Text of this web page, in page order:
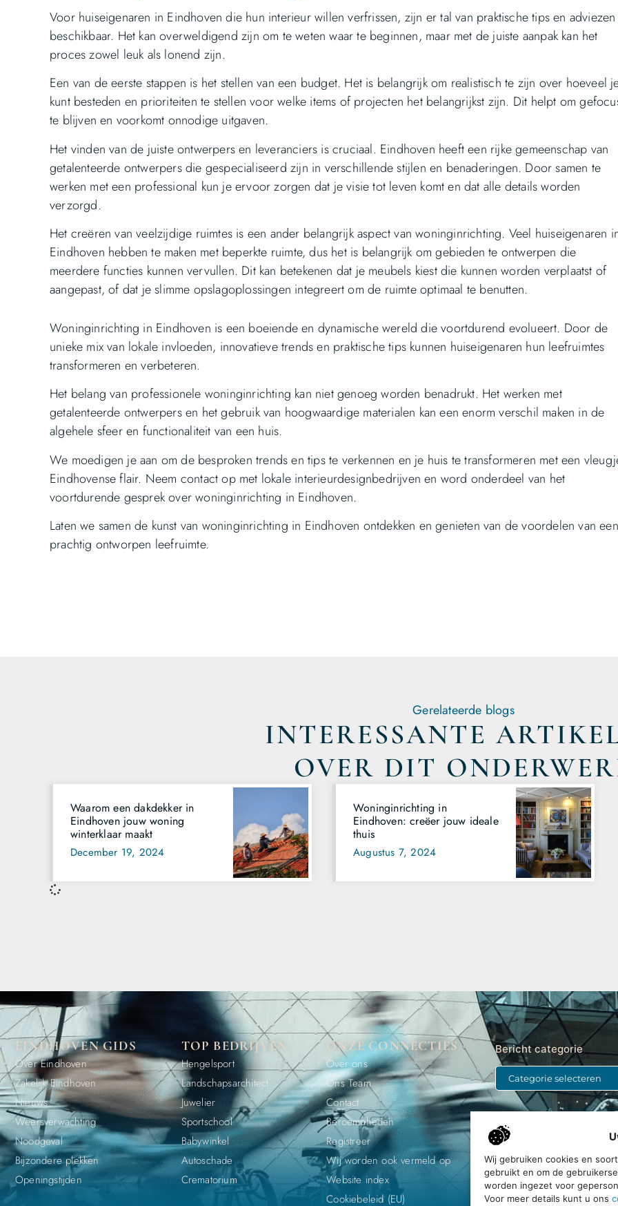
Wij gebruiken cookies en
gebruikt en om de
worden ingezet voor
Voor meer details kunt u ons
Voor huiseigenaren in Eindhoven die hun interieur willen verfrissen, zijn er tal van praktische tips en adviezen
beschikbaar. Het kan overweldigend zijn om te weten waar te beginnen, maar met de juiste aanpak kan het
proces zowel leuk als lonend zijn.
Een van de eerste stappen is het stellen van een budget. Het is belangrijk om realistisch te zijn over hoeveel
kunt besteden en prioriteiten te stellen voor welke items of projecten het belangrijkst zijn. Dit helpt om
te blijven en voorkomt onnodige uitgaven.
Het vinden van de juiste ontwerpers en leveranciers is cruciaal. Eindhoven heeft een rijke gemeenschap van
getalenteerde ontwerpers die gespecialiseerd zijn in verschillende stijlen en benaderingen. Door samen te
werken met een professional kun je ervoor zorgen dat je visie tot leven komt en dat alle details worden
verzorgd.
Het creëren van veelzijdige ruimtes is een ander belangrijk aspect van woninginrichting. Veel huiseigenaren
Eindhoven hebben te maken met beperkte ruimte, dus het is belangrijk om gebieden te ontwerpen die
meerdere functies kunnen vervullen. Dit kan betekenen dat je meubels kiest die kunnen worden verplaatst of
aangepast, of dat je slimme opslagoplossingen integreert om de ruimte optimaal te benutten.
Woninginrichting in Eindhoven is een boeiende en dynamische wereld die voortdurend evolueert. Door de
unieke mix van lokale invloeden, innovatieve trends en praktische tips kunnen huiseigenaren hun leefruimtes
transformeren en verbeteren.
Het belang van professionele woninginrichting kan niet genoeg worden benadrukt. Het werken met
getalenteerde ontwerpers en het gebruik van hoogwaardige materialen kan een enorm verschil maken in de
algehele sfeer en functionaliteit van een huis.
We moedigen je aan om de besproken trends en tips te verkennen en je huis te transformeren met een
Eindhovense flair. Neem contact op met lokale interieurdesignbedrijven en word onderdeel van het
voortdurende gesprek over woninginrichting in Eindhoven.
Laten we samen de kunst van woninginrichting in Eindhoven ontdekken en genieten van de voordelen van een
prachtig ontworpen leefruimte.
Gerelateerde blogs
INTERESSANTE
OVER DIT
Waarom een dakdekker in
Eindhoven jouw woning
winterklaar maakt
December 19, 2024
Woninginrichting in
Eindhoven: creëer jouw ideale
thuis
Augustus 7, 2024
EINDHOVEN GIDS
Over Eindhoven
Zakelijk Eindhoven
Nieuws
Weersverwachting
Noodgeval
Bijzondere plekken
Openingstijden
TOP BEDRIJVEN
Hengelsport
Landschapsarchitect
Juwelier
Sportschool
Babywinkel
Autoschade
Crematorium
ONZE CONNECTIES
Over ons
Ons Team
Contact
Beroemdheden
Registreer
Wij worden ook vermeld op
Website index
Cookiebeleid (EU)
Bericht categorie
Ontdek,